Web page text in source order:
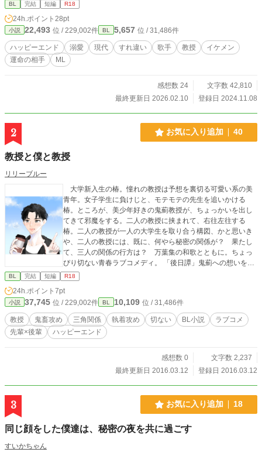
BL 完結 短編 R18
24h.ポイント 28pt
小説 22,493 位 / 229,002件 BL 5,657 位 / 31,486件
ハッピーエンド 溺愛 現代 すれ違い 歌手 教授
イケメン
運命の相手
ML
感想数 24
文字数 42,810
最終更新日 2026.02.10
登録日 2024.11.08
2 お気に入り追加 40
教授と僕と教授
リリーブルー
大学新入生の椿。憧れの教授は予想を裏切る可愛い系の美
青年。女子学生に負けじと、モテモテの先生を追いかける
椿。ところが、美少年好きの鬼薊教授が、ちょっかいを出し
てきて邪魔をする。二人の教授に挟まれて、右往左往する
椿。二人の教授が一人の大学生を取り合う構図、かと思いき
や、二人の教授には、既に、何やら秘密の関係が？ 果たし
て、三人の関係の行方は？ 万葉集の和歌とともに。ちょっ
ぴり切ない青春ラブコメディ。 「後日譚」鬼薊への想いを吹
っ切れずにいた春洋。鬼薊の心情を理解しながらも、二人の
関係に嫉妬する椿。それでも、一途に春洋を愛する椿。長く
苦しい執着愛に別れを告げて、新たなパートナーと未来を歩
き始めることができるのか。 【登場人物】 ・沢良木椿（さわ
らぎ つばき）大学生。ウブでちょっと天然な美少年。竹嶋
教授に憧れて国文学を志す。 ・竹嶋春洋（たけしま しゅん
よう、はるみ）教授 学生に見えるくらい幼い外見から「可
子。美青年。鬼薊の美少年研究に巻きこまれている。素直じ
ゃない。すましている。いろいろ隠し事がある。 ・鬼薊龍
ねて美少年研究をしている。椿と春洋の仲を邪魔してくる。
追加され、推敲されました。 B-PRINCE二次落ち推敲作品で
BL 完結 短編 R18
24h.ポイント 7pt
小説 37,745 位 / 229,002件 BL 10,109 位 / 31,486件
教授 鬼畜攻め 三角関係 執着攻め 切ない BL小説
ラブコメ
先輩×後輩
ハッピーエンド
感想数 0
文字数 2,237
最終更新日 2016.03.12
登録日 2016.03.12
3 お気に入り追加 18
同じ顔をした僕達は、秘密の夜を共に過ごす
すいかちゃん